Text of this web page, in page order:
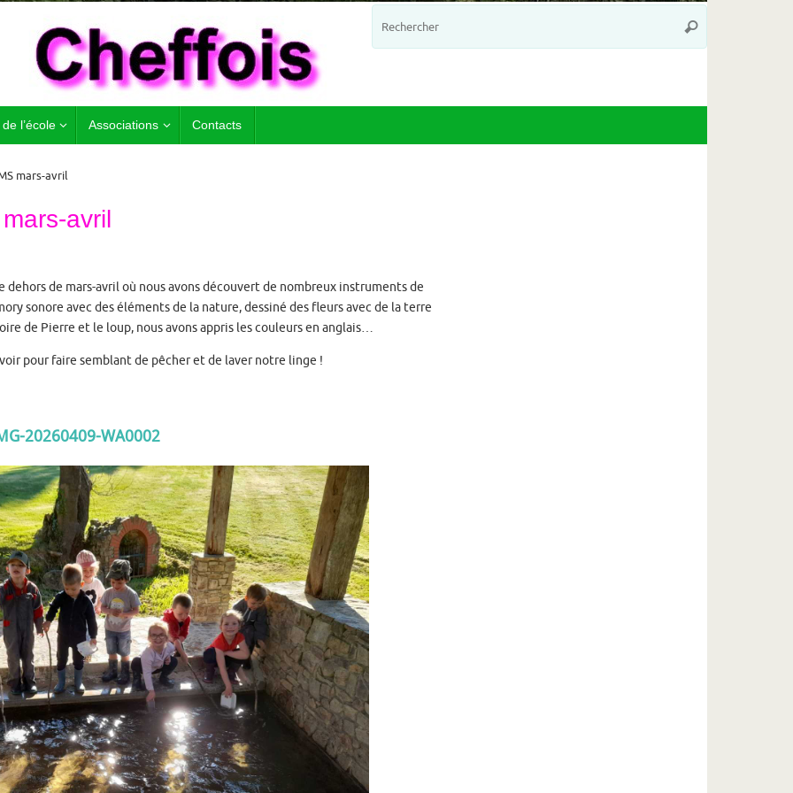
Rechercher
l’école Associations Contacts
mars-avril
avril
de mars-avril où nous avons découvert de nombreux instruments de
sonore avec des éléments de la nature, dessiné des fleurs avec de la terre
de Pierre et le loup, nous avons appris les couleurs en anglais…
pour faire semblant de pêcher et de laver notre linge !
20260409-WA0002